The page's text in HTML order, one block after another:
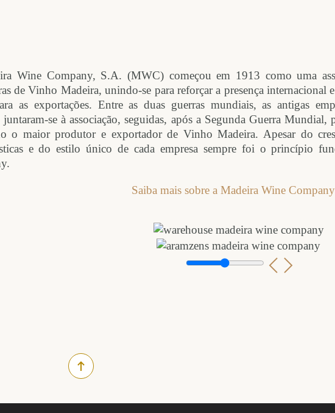
Wine Company, S.A. (MWC) começou em 1913 como uma
de Vinho Madeira, unindo-se para reforçar a presença internacional
as exportações. Entre as duas guerras mundiais, as antigas
juntaram-se à associação, seguidas, após a Segunda Guerra
o maior produtor e exportador de Vinho Madeira. Apesar do
e do estilo único de cada empresa sempre foi o princípio
Saiba mais sobre a Madeira Wine Company